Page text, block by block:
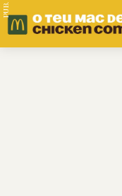
PUB.